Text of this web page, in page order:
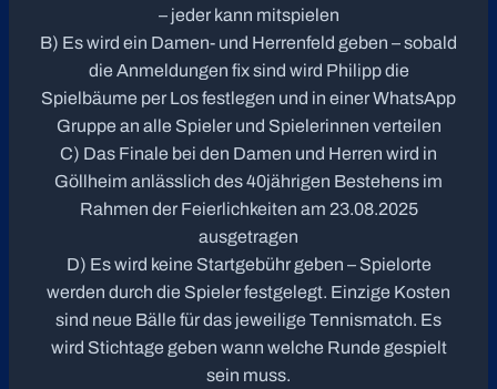
– jeder kann mitspielen
B) Es wird ein Damen- und Herrenfeld geben – sobald
die Anmeldungen fix sind wird Philipp die
Spielbäume per Los festlegen und in einer WhatsApp
Gruppe an alle Spieler und Spielerinnen verteilen
C) Das Finale bei den Damen und Herren wird in
Göllheim anlässlich des 40jährigen Bestehens im
Rahmen der Feierlichkeiten am 23.08.2025
ausgetragen
D) Es wird keine Startgebühr geben – Spielorte
werden durch die Spieler festgelegt. Einzige Kosten
sind neue Bälle für das jeweilige Tennismatch. Es
wird Stichtage geben wann welche Runde gespielt
sein muss.